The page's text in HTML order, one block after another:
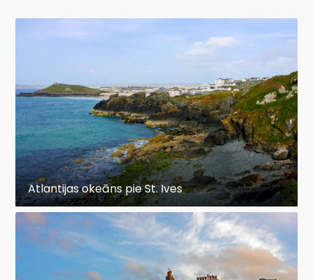
Atlantijas okeāns pie St. Ives